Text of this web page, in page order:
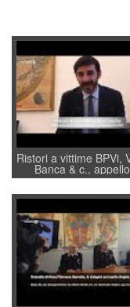
Ristori a vittime BPVi,
Banca & c.,
sottosegretario
Villarosa: per mettere
convochi con Di Maio
a supporto della
regia al Mef